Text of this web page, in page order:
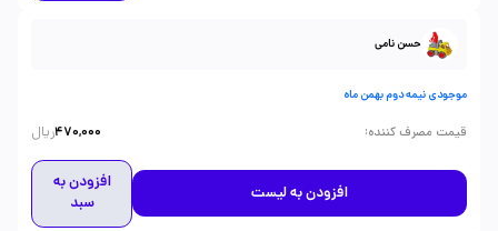
حسن نامی
موجودی نیمه دوم بهمن ماه
قیمت مصرف کننده:
470,000ریال
افزودن به لیست
افزودن به
سبد